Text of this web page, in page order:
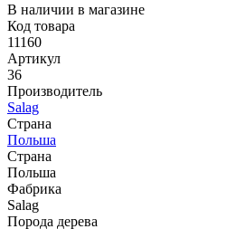
В наличии в магазине
Код товара
11160
Артикул
36
Производитель
Salag
Страна
Польша
Страна
Польша
Фабрика
Salag
Порода дерева